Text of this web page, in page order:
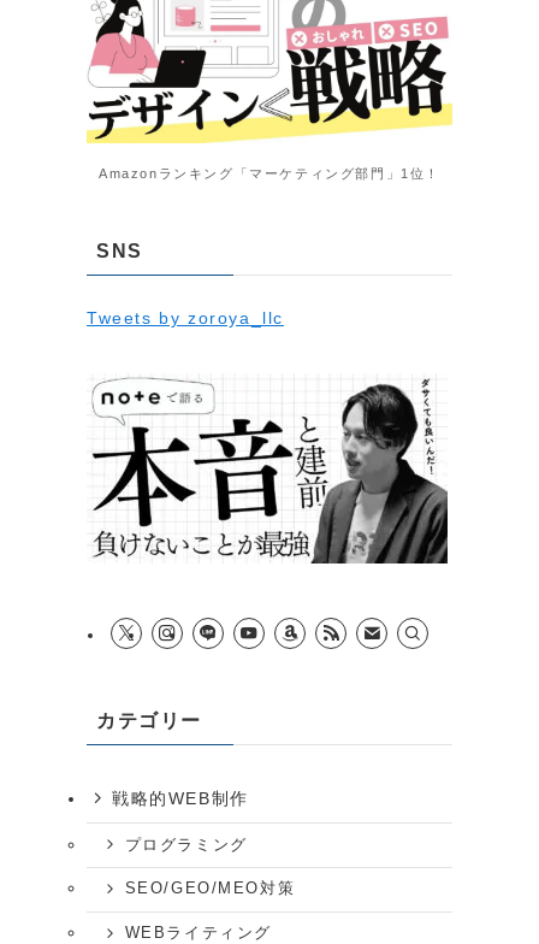
Amazonランキング「マーケティング部門」1位！
SNS
Tweets by zoroya_llc
カテゴリー
戦略的WEB制作
プログラミング
SEO/GEO/MEO対策
WEBライティング